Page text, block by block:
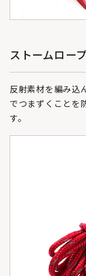
ストームロープ
反射素材を編み込
でつまずくことを
す。